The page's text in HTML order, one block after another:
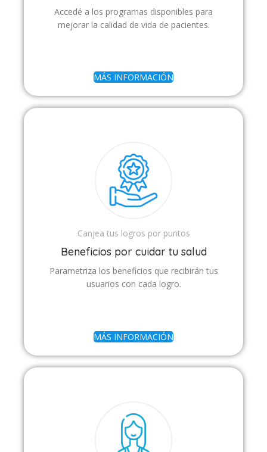
Accedé a los programas disponibles para
mejorar la calidad de vida de pacientes.
MÁS INFORMACIÓN
Canjea tus logros por puntos
Beneficios por cuidar tu salud
Parametriza los beneficios que recibirán tus
usuarios con cada logro.
MÁS INFORMACIÓN